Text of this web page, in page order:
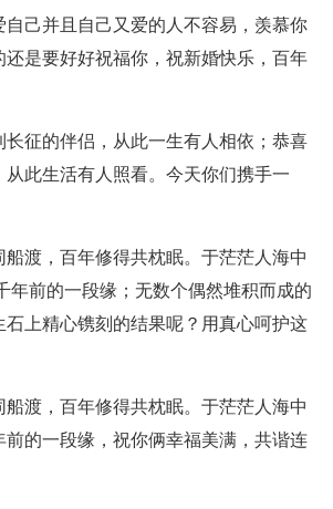
自己并且自己又爱的人不容易，羡慕你
是要好好祝福你，祝新婚快乐，百年
长征的伴侣，从此一生有人相依；恭喜
此生活有人照看。今天你们携手一
船渡，百年修得共枕眠。于茫茫人海中
年前的一段缘；无数个偶然堆积而成的
石上精心镌刻的结果呢？用真心呵护这
船渡，百年修得共枕眠。于茫茫人海中
的一段缘，祝你俩幸福美满，共谐连